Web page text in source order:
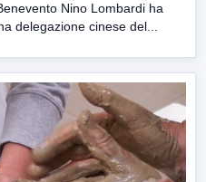
Nino Lombardi ha
delegazione cinese del...